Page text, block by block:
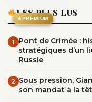
★PREMIUM
LES PLUS LUS
1
Pont de Crimée :
stratégiques d’un
Russie
2 Sous pression,
son mandat à la